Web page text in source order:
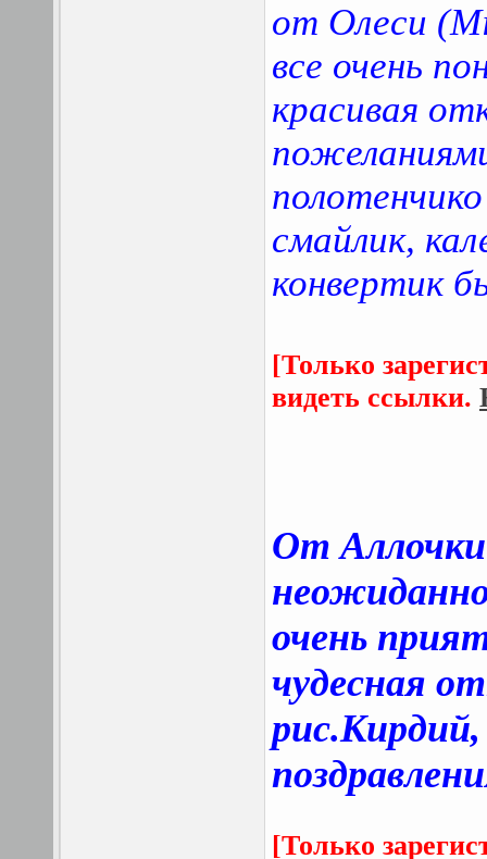
от Олеси
все очень
красивая
смайлик,
конвертик
[Только
видеть ссылки.
От
очень
чудесная
рис.Кирдий
[Только